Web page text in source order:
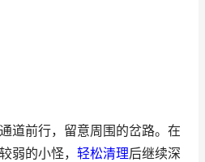
道前行，留意周围的岔路。在
弱的小怪， 轻松清理后继续深